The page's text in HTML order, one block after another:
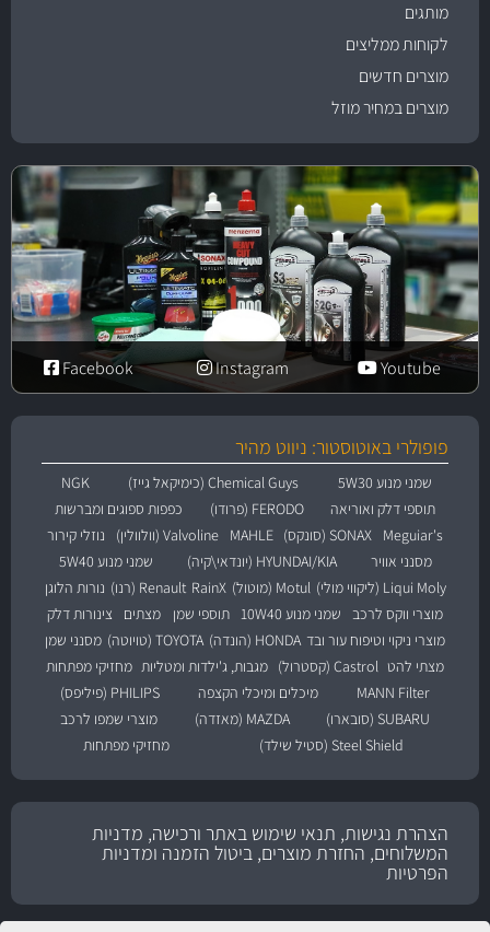
מותגים
לקוחות ממליצים
מוצרים חדשים
מוצרים במחיר מוזל
Youtube
Instagram
Facebook
פופולרי באוטוסטור: ניווט מהיר
שמני מנוע 5W30 Chemical Guys (כימיקאל גייז)
NGK
תוספי דלק ואוריאה
FERODO (פרודו)
כפפות ספוגים ומברשות
Meguiar's
SONAX (סונקס) MAHLE Valvoline (וולוולין)
נוזלי קירור
מסנני אוויר
HYUNDAI/KIA (יונדאי\קיה)
שמני מנוע 5W40
Liqui Moly (ליקווי מולי)
Motul (מוטול) RainX Renault (רנו)
נורות הלוגן
מוצרי ווקס לרכב
שמני מנוע 10W40 תוספי שמן מצתים
צינורות דלק
מוצרי ניקוי וטיפוח עור ובד HONDA (הונדה) TOYOTA (טויוטה)
מסנני שמן
מצתי להט Castrol (קסטרול) מגבות, ג'ילדות ומטליות מחזיקי מפתחות
MANN Filter
מיכלים ומיכלי הקצפה
PHILIPS (פיליפס)
SUBARU (סובארו)
MAZDA (מאזדה)
מוצרי שמפו לרכב
Steel Shield (סטיל שילד)
מחזיקי מפתחות
הצהרת נגישות, תנאי שימוש באתר ורכישה, מדניות
המשלוחים, החזרת מוצרים, ביטול הזמנה ומדניות
הפרטיות